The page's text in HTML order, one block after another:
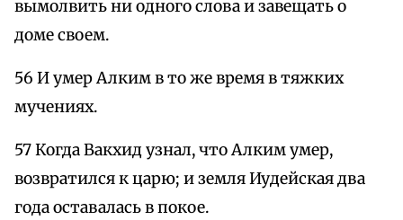
вымолвить ни одного слова и завещать о
доме своем.
56 И умер Алким в то же время в тяжких
мучениях.
57 Когда Вакхид узнал, что Алким умер,
возвратился к царю; и земля Иудейская два
года оставалась в покое.